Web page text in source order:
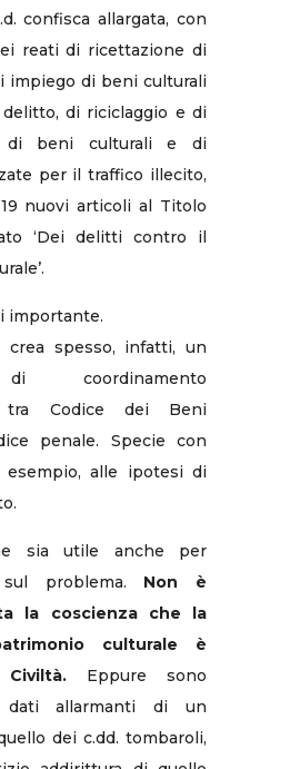
confisca allargata, con
reati di ricettazione di
impiego di beni culturali
di riciclaggio e di
di beni culturali e di
per il traffico illecito,
nuovi articoli al Titolo
‘Dei delitti contro il
importante.
crea spesso, infatti, un
coordinamento
tra Codice dei Beni
penale. Specie con
esempio, alle ipotesi di
sia utile anche per
sul problema. Non è
la coscienza che la
culturale è
Eppure sono
dati allarmanti di un
dei c.dd. tombaroli,